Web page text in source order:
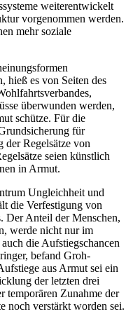
weiterentwickelt
vorgenommen werden.
mehr soziale
hieß es von Seiten des
überwunden werden,
schütze. Für die
für
der Regelsätze von
seien künstlich
in Armut.
Ungleichheit und
die Verfestigung von
Der Anteil der Menschen,
werde nicht nur im
die Aufstiegschancen
befand Groh-
aus Armut sei ein
der letzten drei
temporären Zunahme der
noch verstärkt worden sei.